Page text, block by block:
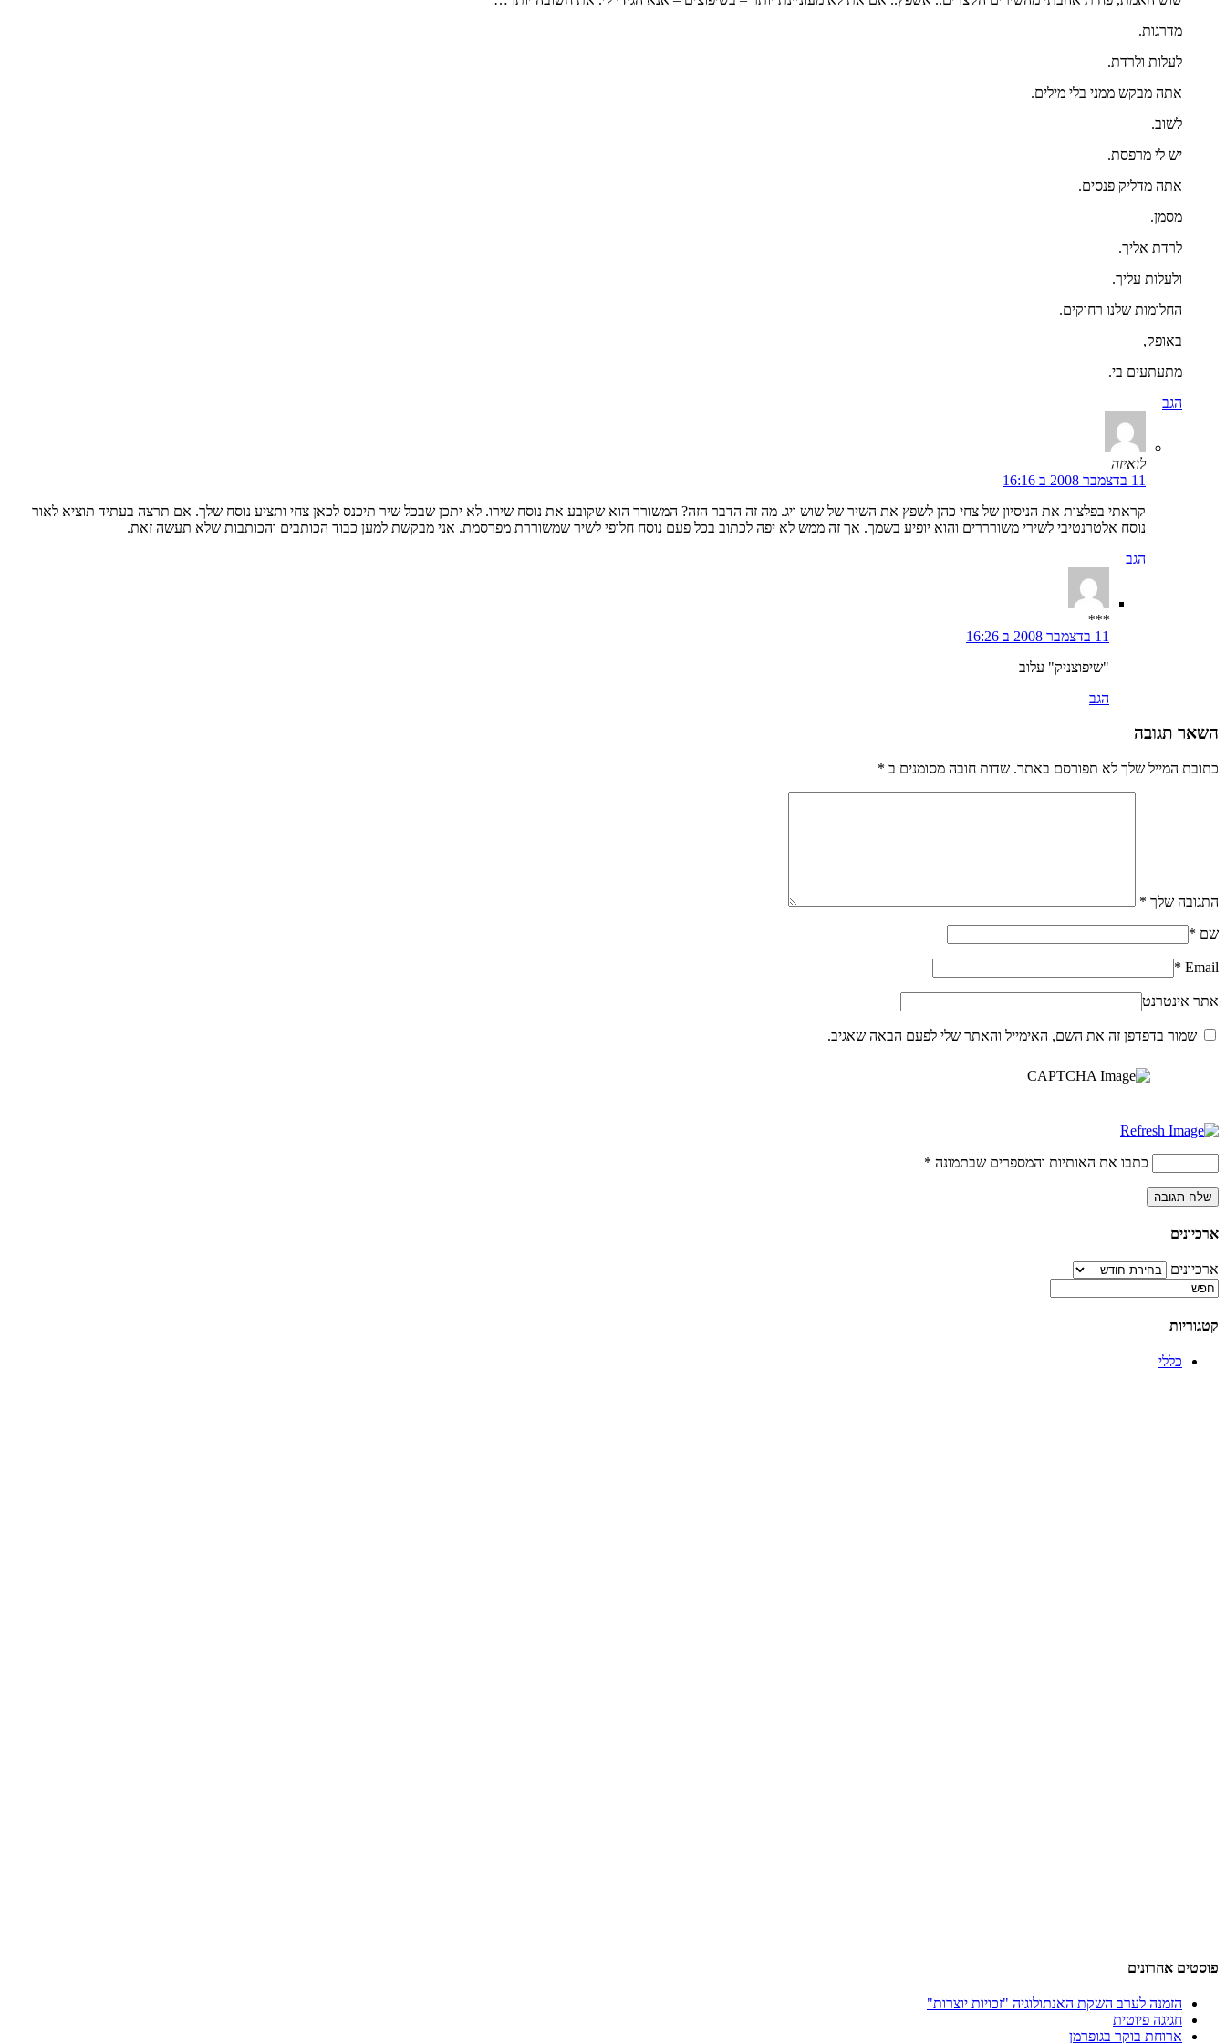
מדרגות.
לעלות ולרדת.
אתה מבקש ממני בלי מילים.
לשוב.
יש לי מרפסת.
אתה מדליק פנסים.
מסמן.
לרדת אליך.
ולעלות עליך.
החלומות שלנו רחוקים.
באופק,
מתעתעים בי.
הגב
לואיזה
11 בדצמבר 2008 ב 16:16
קראתי בפלצות את הניסיון של צחי כהן לשפץ את השיר של שוש ויג. מה זה הדבר הזה? המשורר הוא שקובע את נוסח שירו. לא יתכן שבכל שיר תיכנס לכאן צחי ותציע נוסח שלך. אם תרצה בעתיד תוציא לאור
נוסח אלטרנטיבי לשירי משורררים והוא יופיע בשמך. אך זה ממש לא יפה לכתוב בכל פעם נוסח חלופי לשיר שמשוררת מפרסמת. אני מבקשת למען כבוד הכותבים והכותבות שלא תעשה זאת.
הגב
***
11 בדצמבר 2008 ב 16:26
"שיפוצניק" עלוב
הגב
השאר תגובה
כתובת המייל שלך לא תפורסם באתר. שדות חובה מסומנים ב *
התגובה שלך *
שם *
Email
*
אתר אינטרנט
שמור בדפדפן זה את השם, האימייל והאתר שלי לפעם הבאה שאגיב.
כתבו את האותיות והמספרים שבתמונה *
ארכיונים
ארכיונים
קטגוריות
כללי
פוסטים אחרונים
הזמנה לערב השקת האנתולוגיה "זכויות יוצרות"
חגיגה פיוטית
ארוחת בוקר בגופרמן